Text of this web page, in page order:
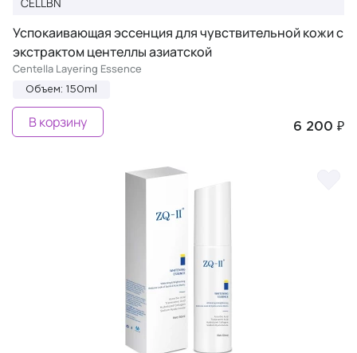
Успокаивающая эссенция для чувствительной кожи с
экстрактом центеллы азиатской
Centella Layering Essence
Объем: 150ml
6 200 ₽
В корзину